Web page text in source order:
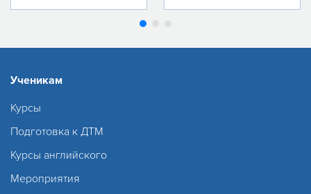
Ученикам
Курсы
Подготовка к ДТМ
Курсы английского
Мероприятия